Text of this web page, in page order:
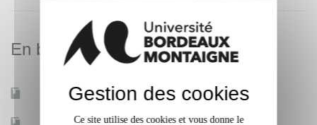
En bref
Mobilité d'études Oui
Gestion des cookies
Ce site utilise des cookies et vous donne le